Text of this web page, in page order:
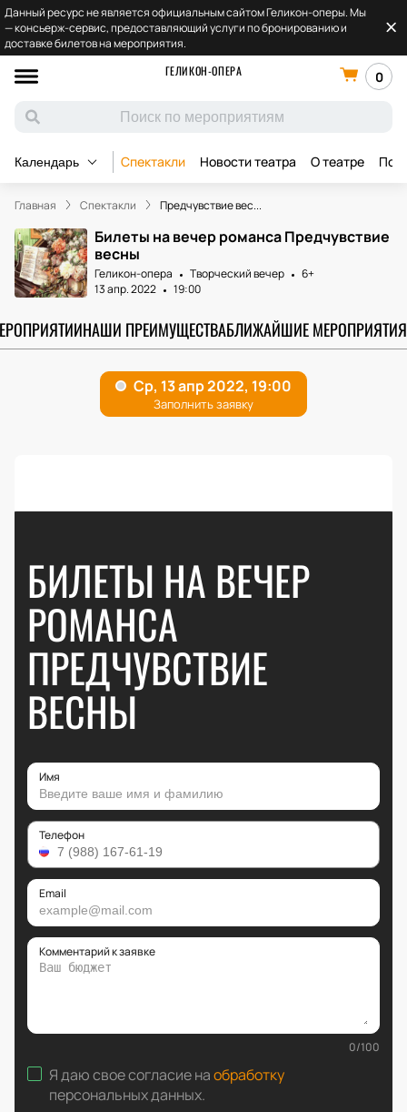
Данный ресурс не является официальным сайтом Геликон-оперы. Мы
— консьерж-сервис, предоставляющий услуги по бронированию и
доставке билетов на мероприятия.
ГЕЛИКОН-ОПЕРА
0
Календарь Спектакли Новости театра О театре
Главная Спектакли Предчувствие вес...
Билеты на вечер романса Предчувствие
весны
Геликон-опера Творческий вечер
6+
13 апр. 2022
19:00
НАШИ ПРЕИМУЩЕСТВАБЛИЖАЙШИЕ МЕРОПРИЯТИЯ
БИЛЕТЫ НА ВЕЧЕР
РОМАНСА
ПРЕДЧУВСТВИЕ
ВЕСНЫ
Имя
Телефон
Email
Комментарий к заявке
0/100
Я даю свое согласие наобработку
персональных данных.